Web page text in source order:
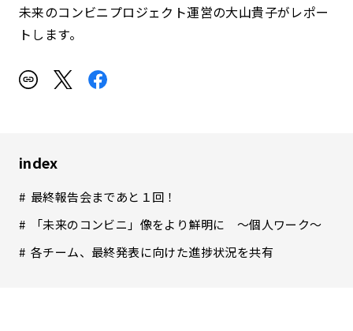
未来のコンビニプロジェクト運営の大山貴子がレポー
トします。
index
最終報告会まであと１回！
「未来のコンビニ」像をより鮮明に ～個人ワーク～
各チーム、最終発表に向けた進捗状況を共有